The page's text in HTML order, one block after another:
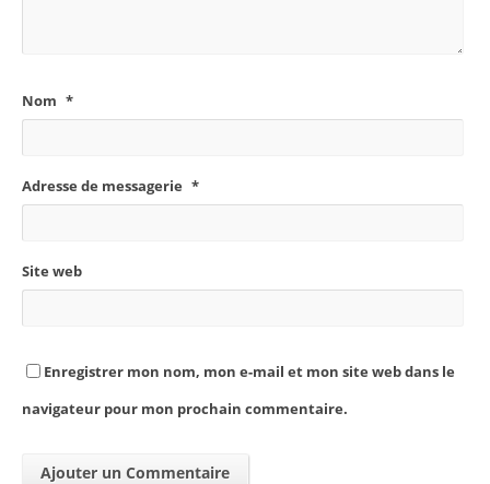
Nom *
Adresse de messagerie *
Site web
Enregistrer mon nom, mon e-mail et mon site web dans le
navigateur pour mon prochain commentaire.